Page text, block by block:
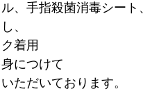
、手指殺菌消毒シー
、
着用
につけて
ただいております。